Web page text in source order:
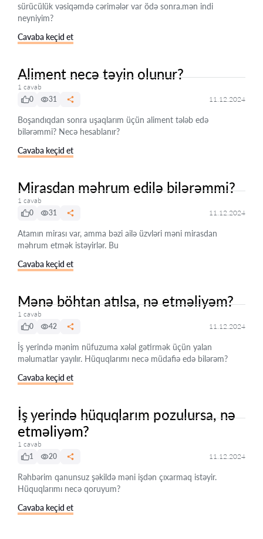
sürücülük vəsiqəmdə cərimələr var ödə sonra.mən indi
neyniyim?
Cavaba keçid et
Aliment necə təyin olunur?
1 cavab
0
31 11.12.2024
Boşandıqdan sonra uşaqlarım üçün aliment tələb edə
bilərəmmi? Necə hesablanır?
Cavaba keçid et
Mirasdan məhrum edilə bilərəmmi?
1 cavab
0
31 11.12.2024
Atamın mirası var, amma bəzi ailə üzvləri məni mirasdan
məhrum etmək istəyirlər. Bu
Cavaba keçid et
Mənə böhtan atılsa, nə etməliyəm?
1 cavab
0
42 11.12.2024
İş yerində mənim nüfuzuma xələl gətirmək üçün yalan
məlumatlar yayılır. Hüquqlarımı necə müdafiə edə bilərəm?
Cavaba keçid et
İş yerində hüquqlarım pozulursa, nə
etməliyəm?
1 cavab
1
20 11.12.2024
Rəhbərim qanunsuz şəkildə məni işdən çıxarmaq istəyir.
Hüquqlarımı necə qoruyum?
Cavaba keçid et